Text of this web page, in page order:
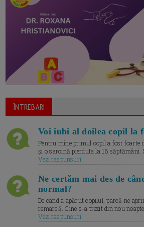
ÎNTREBARI
Voi iubi al doilea copil la
Pentru mine primul copil a fost foarte
și o sarcină pierduta la 16 săptămâni.
Vezi raspunsuri
Ne certăm mai des de
normal?
De când a apărut copilul, parcă ne
remarcă. Cine s-a trezit din nou
Vezi raspunsuri